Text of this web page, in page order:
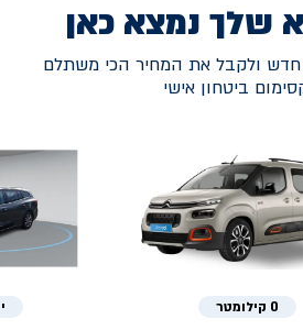
שלך נמצא כאן
חדש ולקבל את המחיר הכי משתלם
ביטחון אישי
0 קילומטר